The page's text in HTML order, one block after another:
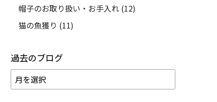
帽子のお取り扱い・お手入れ (12)
猫の魚獲り (11)
過去のブログ